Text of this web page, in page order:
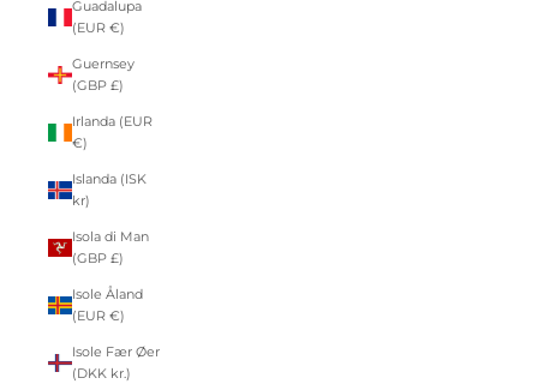
Guadalupa
(EUR €)
Guernsey
(GBP £)
Irlanda (EUR
€)
Islanda (ISK
kr)
Isola di Man
(GBP £)
Isole Åland
(EUR €)
Isole Fær Øer
(DKK kr.)